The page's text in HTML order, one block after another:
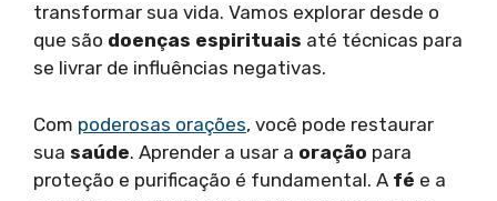
transformar sua vida. Vamos explorar desde o
que são doenças espirituais até técnicas para
se livrar de influências negativas.
Com poderosas orações, você pode restaurar
sua saúde. Aprender a usar a oração para
proteção e purificação é fundamental. A fé e a